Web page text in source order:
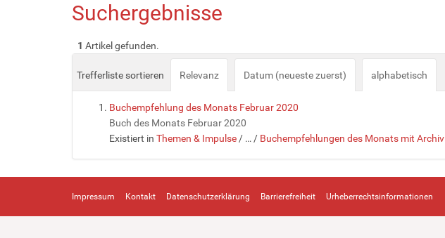
Suchergebnisse
1 Artikel gefunden.
Trefferliste sortieren Relevanz Datum (neueste zuerst) alphabetisch
Buchempfehlung des Monats Februar 2020
Buch des Monats Februar 2020
Existiert in Themen & Impulse / … / Buchempfehlungen des Monats mit Archiv
Impressum Kontakt Datenschutzerklärung Barrierefreiheit Urheberrechtsinformationen